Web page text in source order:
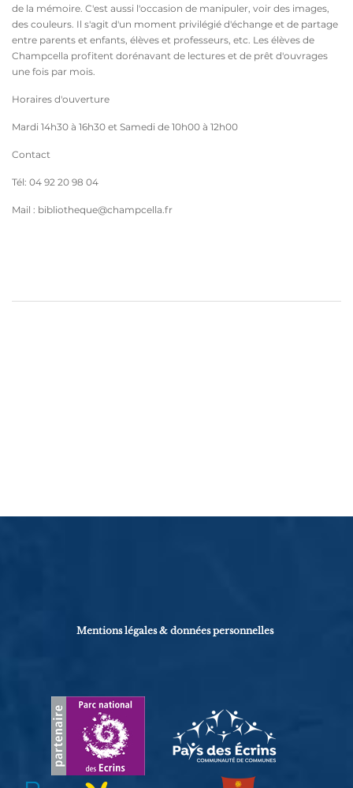
de la mémoire. C'est aussi l'occasion de manipuler, voir des images,
des couleurs. Il s'agit d'un moment privilégié d'échange et de partage
entre parents et enfants, élèves et professeurs, etc. Les élèves de
Champcella profitent dorénavant de lectures et de prêt d'ouvrages
une fois par mois.
Horaires d'ouverture
Mardi 14h30 à 16h30 et Samedi de 10h00 à 12h00
Contact
Tél: 04 92 20 98 04
Mail : bibliotheque@champcella.fr
Mentions légales & données personnelles